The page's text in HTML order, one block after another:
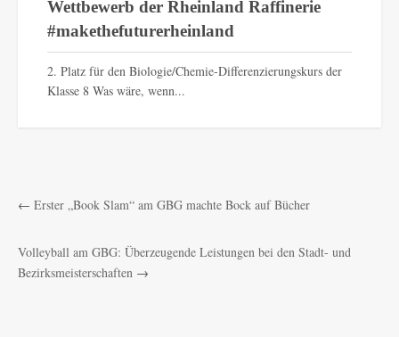
Wettbewerb der Rheinland Raffinerie
#makethefuturerheinland
2. Platz für den Biologie/Chemie-Differenzierungskurs der
Klasse 8 Was wäre, wenn...
← Erster „Book Slam“ am GBG machte Bock auf Bücher
Volleyball am GBG: Überzeugende Leistungen bei den Stadt- und
Bezirksmeisterschaften →